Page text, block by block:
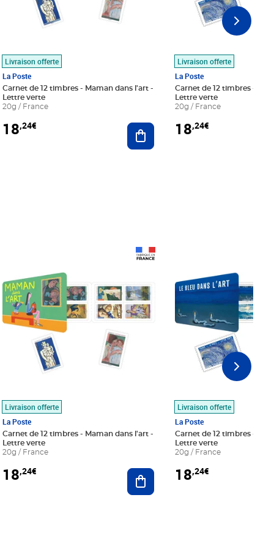
au panier
Livraison offerte
La Poste
Carnet de 12 timbres - Maman dans l'art -
Lettre verte
20g / France
18,24€ Ajouter au panier
Livraison offerte
La Poste
Carnet de 12 timbres - Le
Lettre verte
20g / France
18,24€
au panier
Livraison offerte
La Poste
Carnet de 12 timbres - Maman dans l'art -
Lettre verte
20g / France
18,24€ Ajouter au panier
Livraison offerte
La Poste
Carnet de 12 timbres - Le
Lettre verte
20g / France
18,24€